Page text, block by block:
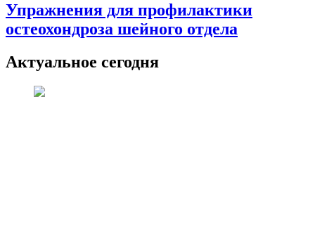
Упражнения для профилактики
остеохондроза шейного отдела
Актуальное сегодня